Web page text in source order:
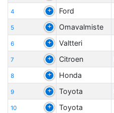
4 Ford
5 Omavalmiste
6 Valtteri
7 Citroen
8 Honda
9 Toyota
10 Toyota